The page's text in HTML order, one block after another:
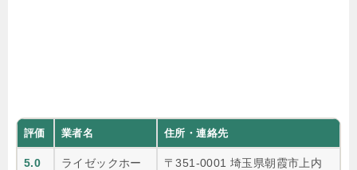
評価 業者名 住所・連絡先
5.0
ライゼックホー
〒351-0001 埼玉県朝霞市上内